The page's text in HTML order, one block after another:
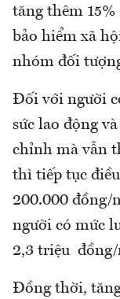
tăng thêm
bảo hiểm xã
nhóm đối
Đối với người
sức lao động
chỉnh mà vẫn
thì tiếp tục
200.000 đồng/
người có mức
2,3 triệu
Đồng thời,